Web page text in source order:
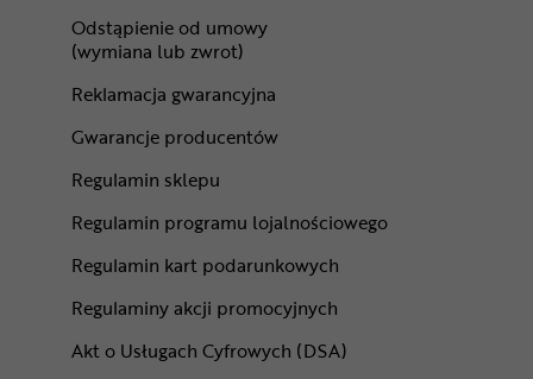
Odstąpienie od umowy
(wymiana lub zwrot)
Reklamacja gwarancyjna
Gwarancje producentów
Regulamin sklepu
Regulamin programu lojalnościowego
Regulamin kart podarunkowych
Regulaminy akcji promocyjnych
Akt o Usługach Cyfrowych (DSA)